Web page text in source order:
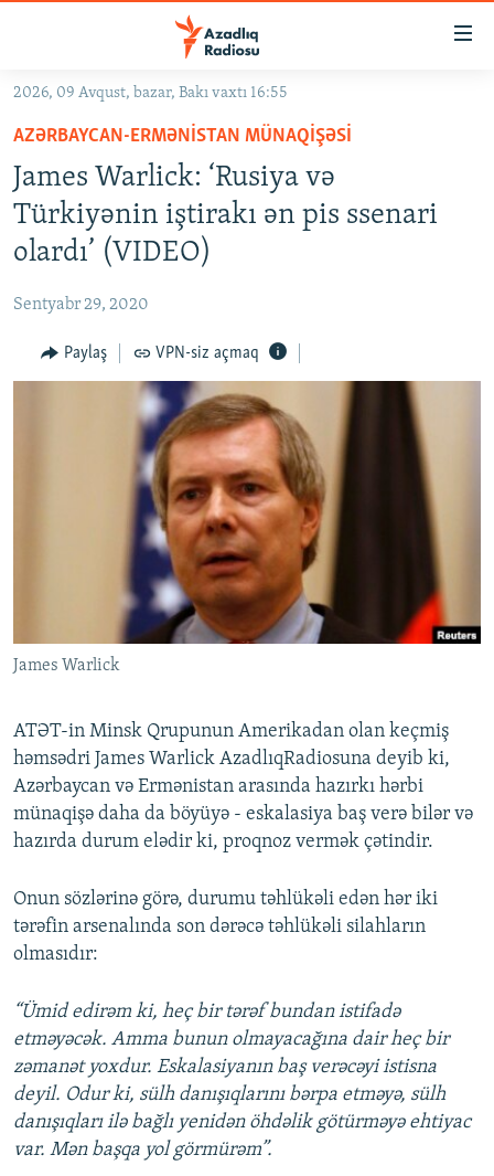
Əsas
qayıt
Əsas
naviqasiyaya
qayıt
Axtarışa
KORRUPSIOMETR
#ƏSLINDƏ
QANUNI DOĞRU
ARAŞDIRMA
AZƏRBAYCAN ƏDƏBIYYATI KITABXANASI
İSLAM VƏ DEMOKRATIYA
İZ - MƏDƏNIYYƏT PROQRAMI
PEŞƏ ETIKASI VƏ JURNALISTIKA STANDARTLARIMIZ
MATERIALLARIMIZDAN ISTIFADƏ
AZADLIQRADIOSU MOBIL TELEFONUNUZDA
BIZIMLƏ ƏLAQƏ
RFE/RL-in bütün saytları
2026, 09 Avqust, bazar, Bakı vaxtı 16:55
AZƏRBAYCAN-ERMƏNISTAN MÜNAQIŞƏSI
James Warlick: ‘Rusiya və
Türkiyənin iştirakı ən pis ssenari
olardı’ (VIDEO)
Sentyabr 29, 2020
Paylaş VPN-siz açmaq
James Warlick
ATƏT-in Minsk Qrupunun Amerikadan olan keçmiş
həmsədri James Warlick AzadlıqRadiosuna deyib ki,
Azərbaycan və Ermənistan arasında hazırkı hərbi
münaqişə daha da böyüyə - eskalasiya baş verə bilər və
hazırda durum elədir ki, proqnoz vermək çətindir.
Onun sözlərinə görə, durumu təhlükəli edən hər iki
tərəfin arsenalında son dərəcə təhlükəli silahların
olmasıdır:
“Ümid edirəm ki, heç bir tərəf bundan istifadə
etməyəcək. Amma bunun olmayacağına dair heç bir
zəmanət yoxdur. Eskalasiyanın baş verəcəyi istisna
deyil. Odur ki, sülh danışıqlarını bərpa etməyə, sülh
danışıqları ilə bağlı yenidən öhdəlik götürməyə ehtiyac
var. Mən başqa yol görmürəm”.